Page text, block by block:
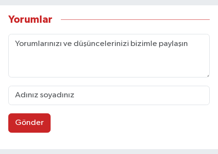
Yorumlar
Gönder